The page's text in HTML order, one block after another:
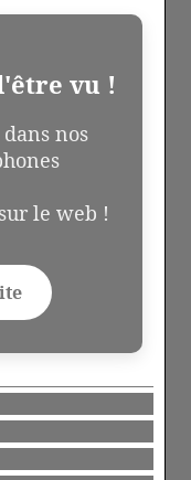
vu !
nos
le web !